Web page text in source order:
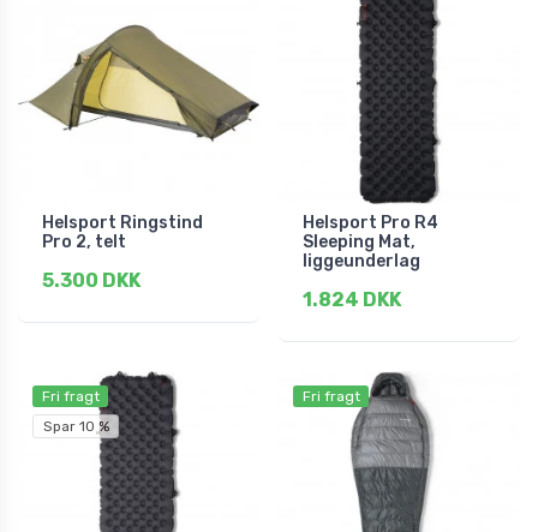
Helsport Ringstind
Pro 2, telt
5.300 DKK
Helsport Pro R4
Sleeping Mat,
liggeunderlag
1.824 DKK
Fri fragt
Spar 10 %
Fri fragt